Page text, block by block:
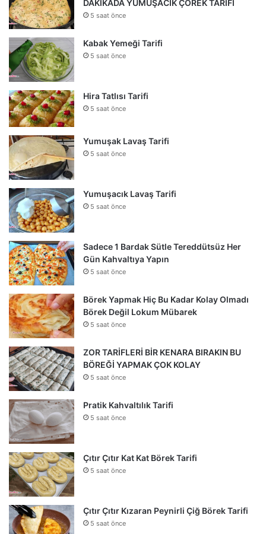
DAKİKADA YUMUŞACIK ÇÖREK TARİFİ
5 saat önce
Kabak Yemeği Tarifi
5 saat önce
Hira Tatlısı Tarifi
5 saat önce
Yumuşak Lavaş Tarifi
5 saat önce
Yumuşacık Lavaş Tarifi
5 saat önce
Sadece 1 Bardak Sütle Tereddütsüz Her
Gün Kahvaltıya Yapın
5 saat önce
Börek Yapmak Hiç Bu Kadar Kolay Olmadı
Börek Değil Lokum Mübarek
5 saat önce
ZOR TARİFLERİ BİR KENARA BIRAKIN BU
BÖREĞİ YAPMAK ÇOK KOLAY
5 saat önce
Pratik Kahvaltılık Tarifi
5 saat önce
Çıtır Çıtır Kat Kat Börek Tarifi
5 saat önce
Çıtır Çıtır Kızaran Peynirli Çiğ Börek Tarifi
5 saat önce